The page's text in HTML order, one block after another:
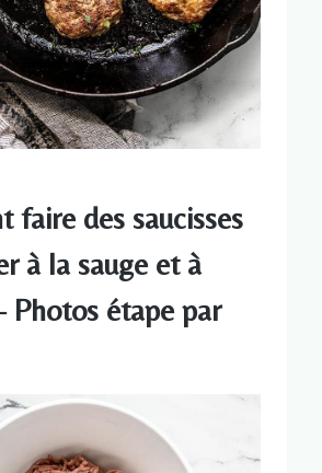
faire des saucisses
à la sauge et à
Photos étape par